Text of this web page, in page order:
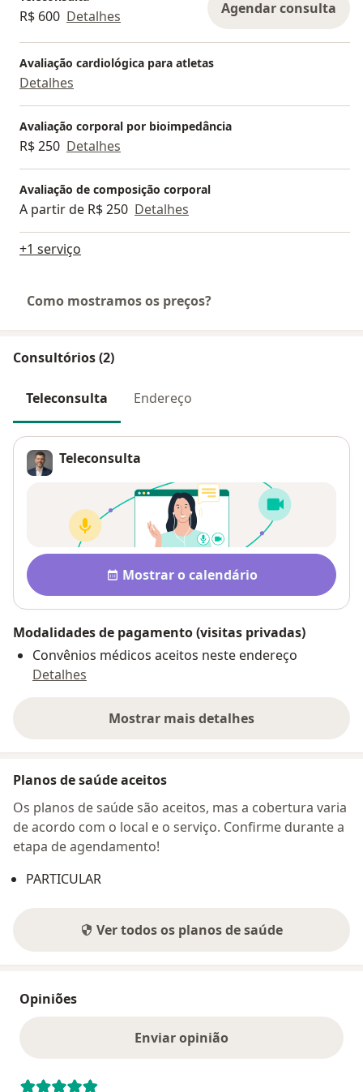
esportiva mais segura e baseada em evidências.
R$ 600 Detalhes Agendar consulta
Avaliação cardiológica para atletas
Detalhes
Avaliação corporal por bioimpedância
R$ 250 Detalhes
Avaliação de composição corporal
A partir de R$ 250 Detalhes
+1 serviço
Como mostramos os preços?
Consultórios (2)
Teleconsulta Endereço
Teleconsulta
Disponibilidade
Mostrar o calendário
Modalidades de pagamento (visitas privadas)
Convênios médicos aceitos neste endereço
Detalhes
Mostrar mais detalhes
sobre o endereço
Planos de saúde aceitos
Os planos de saúde são aceitos, mas a cobertura varia
de acordo com o local e o serviço. Confirme durante a
etapa de agendamento!
PARTICULAR
Ver todos os planos de saúde
Opiniões
Enviar opinião